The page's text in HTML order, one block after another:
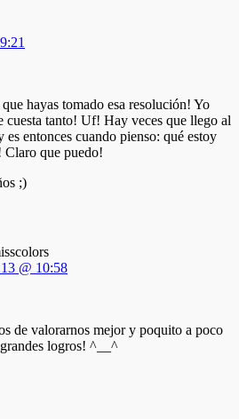
hayas tomado esa resolución! Yo
cuesta tanto! Uf! Hay veces que llego al
entonces cuando pienso: qué estoy
Claro que puedo!
;)
@ 10:58
de valorarnos mejor y poquito a poco
logros! ^__^